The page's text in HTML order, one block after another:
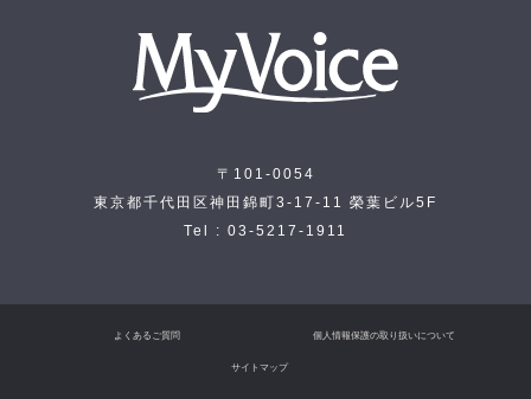
〒101-0054
東京都千代田区神田錦町3-17-11 榮葉ビル5F
Tel : 03-5217-1911
よくあるご質問 個人情報保護の取り扱いについて
サイトマップ